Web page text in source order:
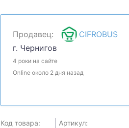
сможем сделать.Уточняйте
может быть продан в
Продавец:
CIFROBUS
г. Чернигов
4 роки на сайте
Online около 2 дня назад
Код товара:
Артикул: